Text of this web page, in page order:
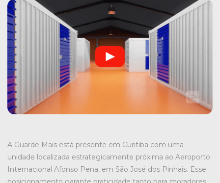
A Guarde Mais está presente em Curitiba com uma
unidade localizada estrategicamente próxima ao Aeroporto
Internacional Afonso Pena, em São José dos Pinhais. Esse